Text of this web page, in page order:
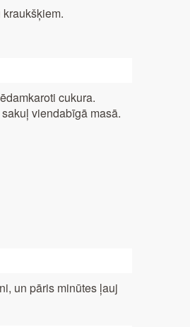
cukura.
viendabīgā masā.
un pāris minūtes ļauj